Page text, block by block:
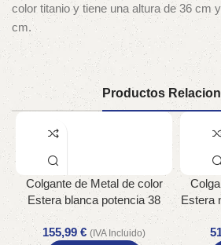
color titanio y tiene una altura de 36 cm
cm.
Productos
Colgante de Metal de color
Estera blanca potencia 38
2300+3000+4000K IP20
155,99 € (IVA Incluido)
Estera